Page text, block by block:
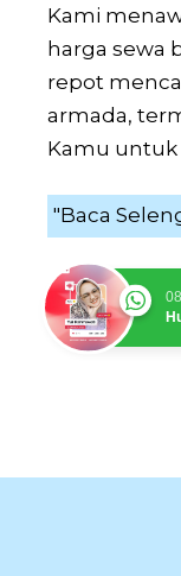
Kami
harga sewa
repot
armada,
Kamu untuk
"Baca